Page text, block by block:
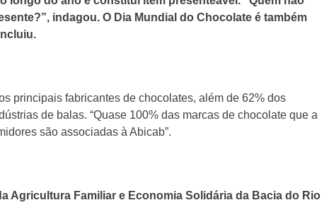
indagou. O Dia Mundial do Chocolate é também
principais fabricantes de chocolates, além de 62% dos
de balas. “Quase 100% das marcas de chocolate que a
são associadas à Abicab”.
Agricultura Familiar e Economia Solidária da Bacia do Rio